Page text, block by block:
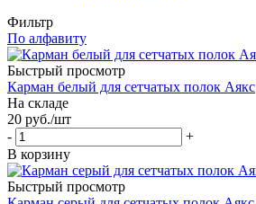
Фильтр
По алфавиту
Быстрый просмотр
Карман белый для сетчатых полок Аякс
На складе
20 руб./шт
-
+
В корзину
Быстрый просмотр